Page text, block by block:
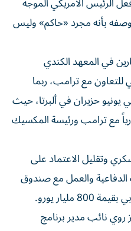
بأنه مجرد «حاكم» وليس
في المعهد الكندي
للتعاون مع ترامب، ربما
حزيران في ألبرتا، حيث
مع ترامب ورئيسة المكسيك
وتقليل الاعتماد على
الدفاعية والعمل مع صندوق
يورو.
نائب مدير برنامج